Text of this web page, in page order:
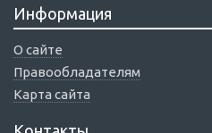
Информация
О сайте
Правообладателям
Карта сайта